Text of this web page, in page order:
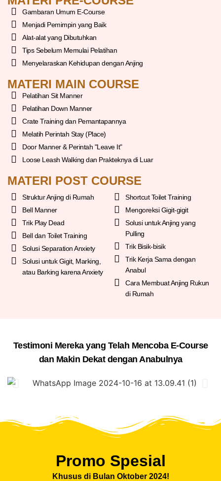
Gambaran Umum E-Course
Menjadi Pemimpin yang Baik
Alat-alat yang Dibutuhkan
Tips Sebelum Memulai Pelatihan
Menyelaraskan Kehidupan dengan Anjing
MATERI MAIN COURSE
Pelatihan Sit Manner
Pelatihan Down Manner
Crate Training dan Pemantapannya
Melatih Perintah Stay (Place)
Door Manner & Perintah "Leave It"
Loose Leash Walking dan Prakteknya di Luar
MATERI POST COURSE
Struktur Anjing di Rumah
Bell Manner
Trik Play Dead
Bell dan Toilet Training
Solusi Separation Anxiety
Solusi untuk Gigit, Marking,
atau Barking karena Anxiety
Shortcut Toilet Training
Mengoreksi Gigit-gigit
Solusi untuk Anjing yang
Pulling
Trik Bisik-bisik
Trik Kerja Sama dengan
Anabul
Cara Membuat Anjing Rukun
di Rumah
Testimoni Mereka yang Telah Mencoba E-Course
dan Makin Dekat dengan Anabulnya
Promo Spesial
Khusus di Bulan Oktober 2024!